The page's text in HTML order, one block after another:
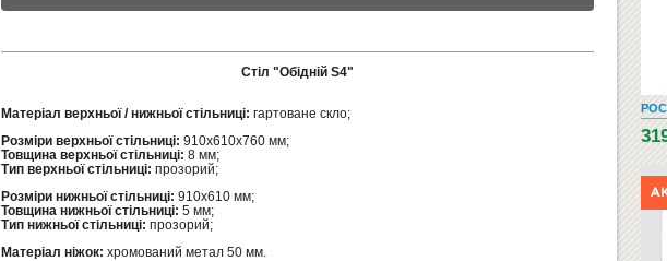
Стіл "Обідній S4"
Матеріал верхньої / нижньої стільниці: гартоване скло;
Розміри верхньої стільниці: 910х610х760 мм;
Товщина верхньої стільниці: 8 мм;
Тип верхньої стільниці: прозорий;
Розміри нижньої стільниці: 910х610 мм;
Товщина нижньої стільниці: 5 мм;
Тип нижньої стільниці: прозорий;
Матеріал ніжок: хромований метал 50 мм.